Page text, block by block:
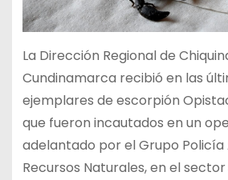
La Dirección Regional de
Cundinamarca recibió en las
ejemplares de escorpión
que fueron incautados en un
adelantado por el Grupo
Recursos Naturales, en el